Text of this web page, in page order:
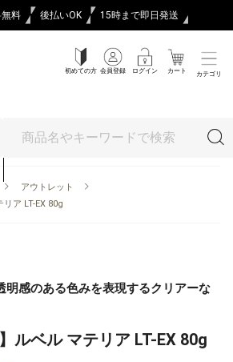
料 後払いOK 15時まで即日発送
初めての方 会員登録 ログイン カート カテゴリ
アウトレット
リア LT-EX 80g
明感のある色みを表現するクリアーな
ルベル マテリア LT-EX 80g